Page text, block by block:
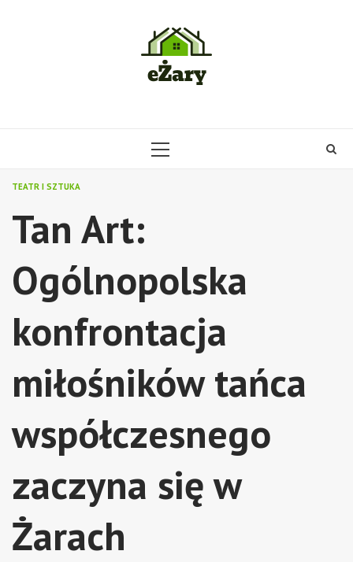
PRIMARY
TEATR I SZTUKA
Tan Art:
Ogólnopolska
konfrontacja
miłośników tańca
współczesnego
zaczyna się w
Żarach